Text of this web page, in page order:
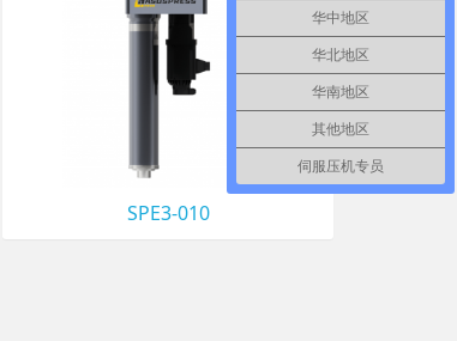
SPE3-010
华中地区
华北地区
华南地区
其他地区
伺服压机专员